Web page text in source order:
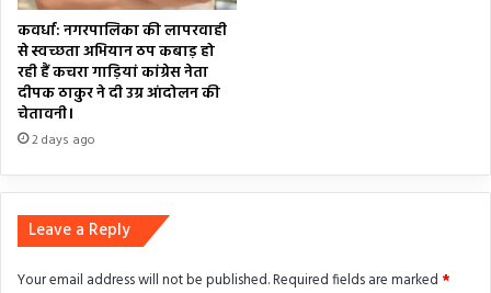
कवर्धा: नगरपालिका की लापरवाही
से स्वच्छता अभियान ठप कबाड़ हो
रही हैं कचरा गाड़ियां कांग्रेस नेता
दीपक ठाकुर ने दी उग्र आंदोलन की
चेतावनी।
2 days ago
Leave a Reply
Your email address will not be published.Required fields are marked *